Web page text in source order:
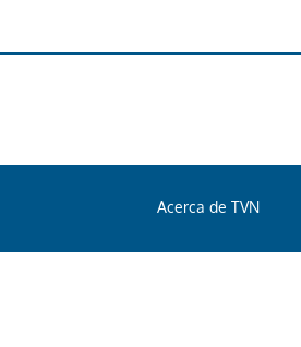
Acerca de TVN